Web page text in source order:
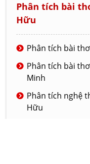
Phân tích bài
Hữu
Phân tích bài
Phân tích bài
Minh
Phân tích nghệ
Hữu